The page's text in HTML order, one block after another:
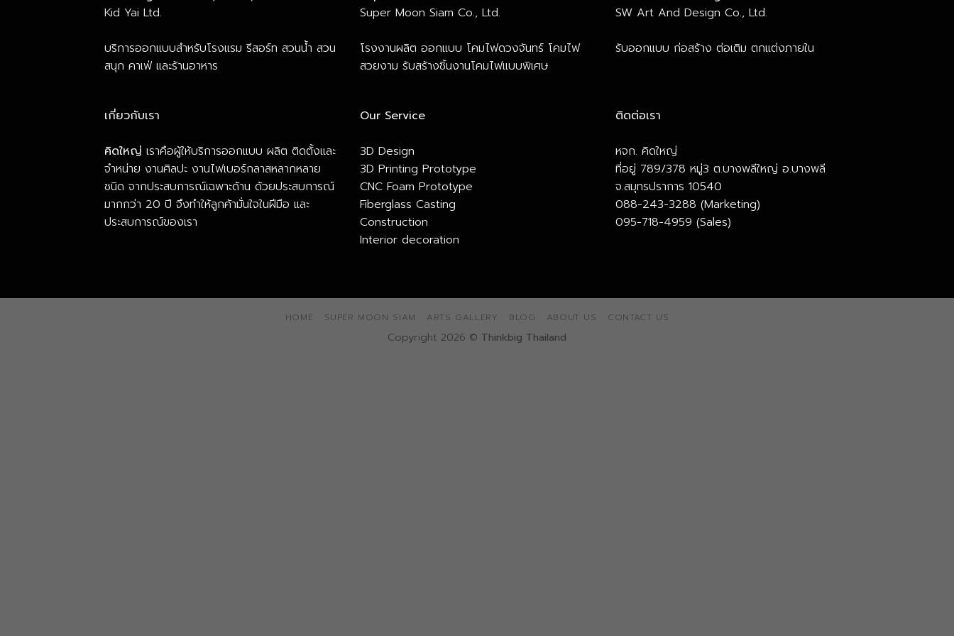
Kid Yai Ltd.
บริการออกแบบสำหรับโรงแรม รีสอร์ท สวนน้ำ สวน
สนุก คาเฟ่ และร้านอาหาร
Super Moon Siam Co., Ltd.
โรงงานผลิต ออกแบบ โคมไฟดวงจันทร์ โคมไฟ
สวยงาม รับสร้างชิ้นงานโคมไฟแบบพิเศษ
SW Art And Design Co., Ltd.
รับออกแบบ ก่อสร้าง ต่อเติม ตกแต่งภายใน
เกี่ยวกับเรา
คิดใหญ่ เราคือผู้ให้บริการออกแบบ ผลิต ติดตั้งและ
จำหน่าย งานศิลปะ งานไฟเบอร์กลาสหลากหลาย
ชนิด จากประสบการณ์เฉพาะด้าน ด้วยประสบการณ์
มากกว่า 20 ปี จึงทำให้ลูกค้ามั่นใจในฝีมือ และ
ประสบการณ์ของเรา
Our Service
3D Design
3D Printing Prototype
CNC Foam Prototype
Fiberglass Casting
Construction
Interior decoration
ติดต่อเรา
หจก. คิดใหญ่
ที่อยู่ 789/378 หมู่3 ต.บางพลีใหญ่ อ.บางพลี
จ.สมุทรปราการ 10540
088-243-3288 (Marketing)
095-718-4959 (Sales)
HOME SUPER MOON SIAM ARTS GALLERY BLOG ABOUT US CONTACT US
Copyright 2026 © Thinkbig Thailand